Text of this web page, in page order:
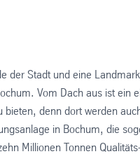
der Stadt und eine
Vom Dach aus ist ein
denn dort werden
in Bochum, die
Millionen Tonnen